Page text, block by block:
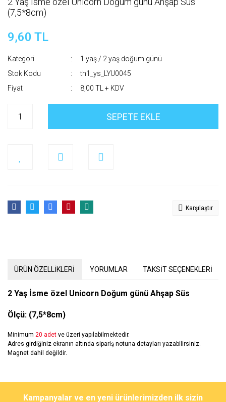
(7,5*8cm)
9,60 TL
Kategori
1 yaş / 2 yaş doğum günü
Stok Kodu
th1_ys_LYU0045
Fiyat
8,00 TL + KDV
SEPETE EKLE
Karşılaştır
ÜRÜN ÖZELLİKLERİ YORUMLAR TAKSİT SEÇENEKLERİ
2 Yaş İsme özel Unicorn Doğum günü Ahşap Süs
Ölçü: (7,5*8cm)
Minimum 20 adet ve üzeri yapılabilmektedir.
Adres girdiğiniz ekranın altında sipariş notuna detayları yazabilirsiniz.
Magnet dahil değildir.
Bu ürüne ilk yorumu siz yapın!
tarafımıza iletebilirsiniz.
Kampanyalar ve en yeni ürünlerimizden ilk sizin